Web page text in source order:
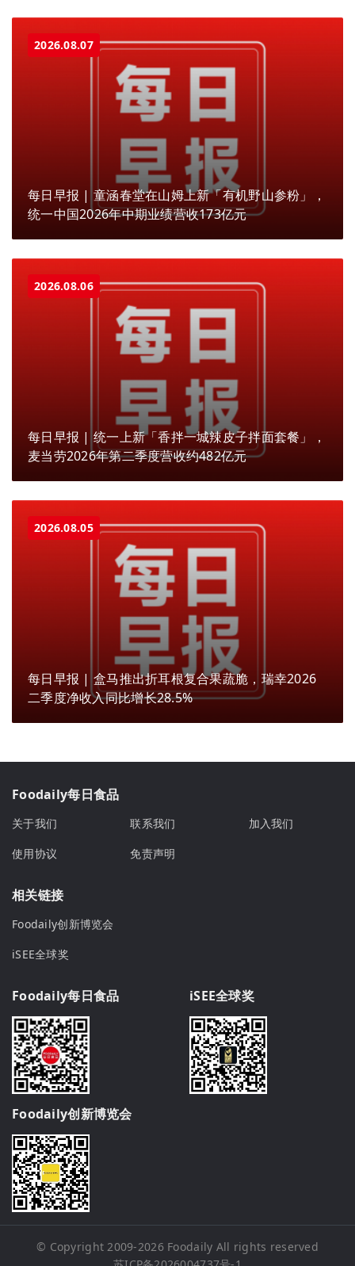
2026.08.07
每日早报 | 童涵春堂在山姆上新「有机野山参粉」，
统一中国2026年中期业绩营收173亿元
2026.08.06
每日早报 | 统一上新「香拌一城辣皮子拌面套餐」，
麦当劳2026年第二季度营收约482亿元
2026.08.05
每日早报 | 盒马推出折耳根复合果蔬脆，瑞幸2026
二季度净收入同比增长28.5%
Foodaily每日食品
关于我们 联系我们
加入我们
使用协议
免责声明
相关链接
Foodaily创新博览会
iSEE全球奖
Foodaily每日食品 iSEE全球奖
Foodaily创新博览会
© Copyright 2009-2026 Foodaily All rights reserved